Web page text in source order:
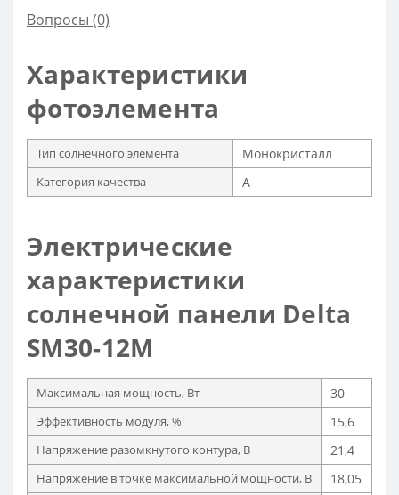
Вопросы (0)
Характеристики
фотоэлемента
Тип солнечного элемента Монокристалл
Категория качества A
Электрические
характеристики
солнечной панели Delta
SM30-12M
Максимальная мощность, Вт 30
Эффективность модуля, % 15,6
Напряжение разомкнутого контура, В 21,4
Напряжение в точке максимальной мощности, В 18,05